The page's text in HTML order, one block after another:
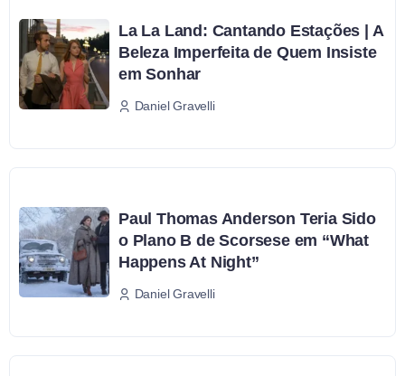
La La Land: Cantando Estações | A
Beleza Imperfeita de Quem Insiste
em Sonhar
Daniel Gravelli
Paul Thomas Anderson Teria Sido
o Plano B de Scorsese em “What
Happens At Night”
Daniel Gravelli